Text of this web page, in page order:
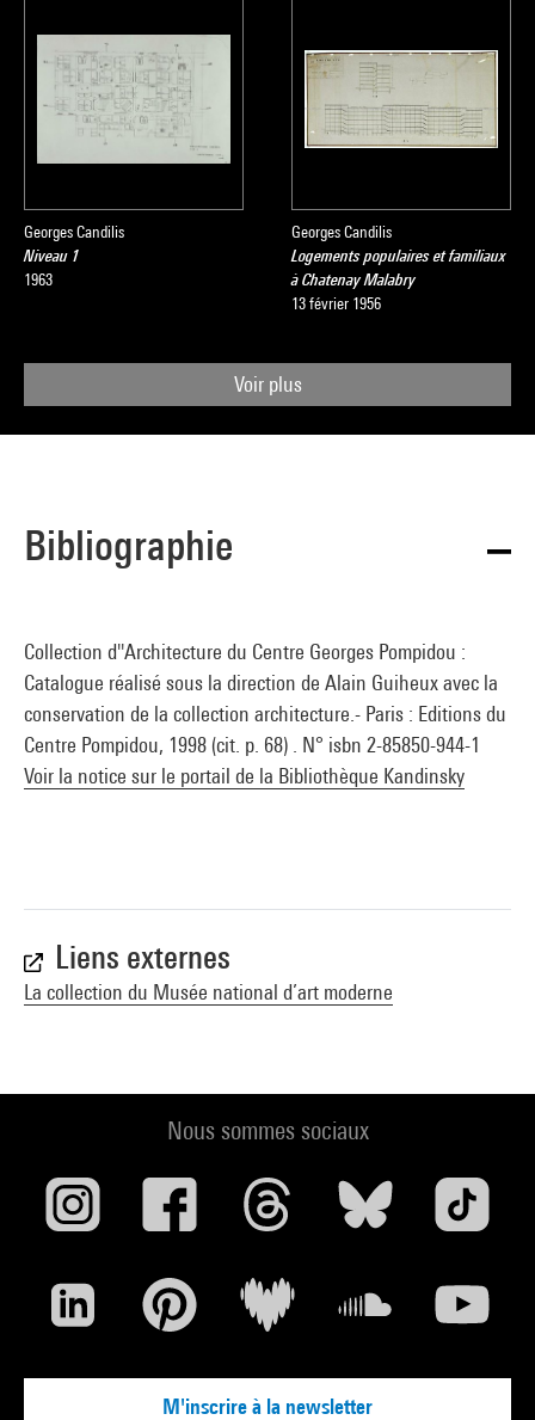
Georges Candilis
Niveau 1
1963
Georges Candilis
Logements populaires et familiaux
à Chatenay Malabry
13 février 1956
Voir plus
Bibliographie
Collection d''Architecture du Centre Georges Pompidou :
Catalogue réalisé sous la direction de Alain Guiheux avec la
conservation de la collection architecture.- Paris : Editions du
Centre Pompidou, 1998 (cit. p. 68) . N° isbn 2-85850-944-1
Voir la notice sur le portail de la Bibliothèque Kandinsky
Liens externes
La collection du Musée national d’art moderne
Nous sommes sociaux
M'inscrire à la newsletter